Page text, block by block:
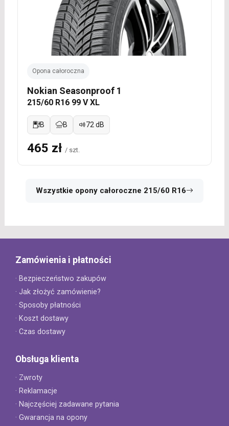
Opona całoroczna
Nokian Seasonproof 1
215/60 R16 99 V XL
B B 72 dB
465 zł / szt.
Wszystkie opony całoroczne 215/60 R16
Zamówienia i płatności
· Bezpieczeństwo zakupów
· Jak złożyć zamówienie?
· Sposoby płatności
· Koszt dostawy
· Czas dostawy
Obsługa klienta
· Zwroty
· Reklamacje
· Najczęściej zadawane pytania
· Gwarancja na opony